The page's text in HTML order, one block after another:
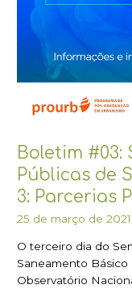
Boletim #03:
Públicas de
3: Parcerias
25 de março de
O terceiro dia do
Saneamento
Observatório
Público-
Privadas